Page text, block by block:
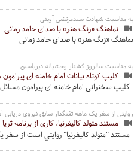
به مناسبت شهادت سیدمرتضی آوینی
نماهنگ «زنگ هنر» با صدای حامد زمانی
نماهنگ «زنگ هنر» با صدای حامد زمانی
به مناسبت سالروز کشتار وحشیانه دیریاسین
کلیپ کوتاه بیانات امام خامنه ای
کلیپ سخنرانی امام خامنه ای پیرامون
روایتی از سفر یک ماهه تفنگدار سابق نیروی دریایی
مستند متولد کالیفرنیا، کاری از برنامه ثریا
مستند "متولد کاليفرنيا" روايتي است از